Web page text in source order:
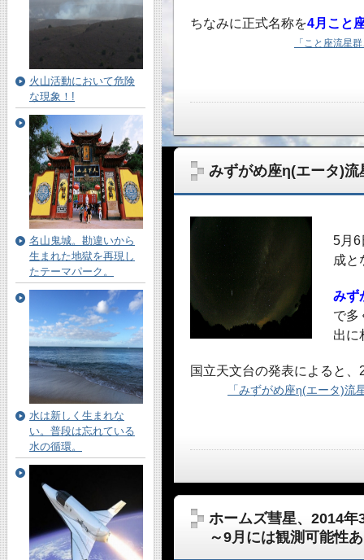
ちなみに正式名称を4月こと
「こと座流星
みずがめ座η(エータ)
5月6
成と
みず
で多
出に
国立天文台の発表によると、
「みずがめ座η(エータ)
ホームズ彗星、2014
～9月には観測可能性
火山活動において危険
な現象！!
名山鬼城。勘違いから
生まれた地獄を再現し
たテーマパーク。
水は新しく生まれな
い。普段は忘れている
水の循環。